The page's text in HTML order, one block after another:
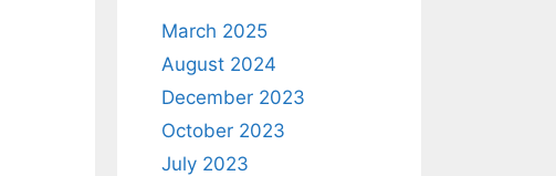
March 2025
August 2024
December 2023
October 2023
July 2023